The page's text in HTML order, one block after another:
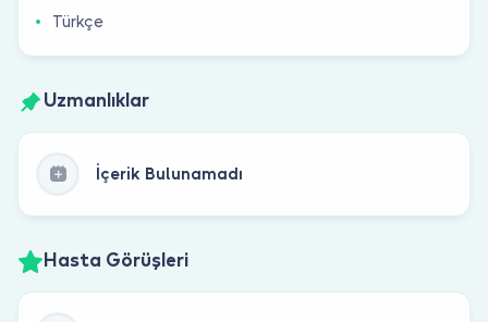
Türkçe
Uzmanlıklar
İçerik Bulunamadı
Hasta Görüşleri